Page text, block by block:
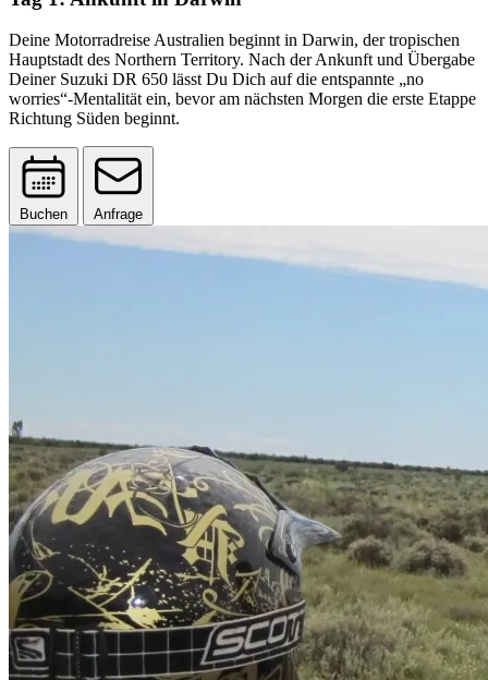
Deine Motorradreise Australien beginnt in Darwin, der tropischen
Hauptstadt des Northern Territory. Nach der Ankunft und Übergabe
Deiner Suzuki DR 650 lässt Du Dich auf die entspannte „no
worries“-Mentalität ein, bevor am nächsten Morgen die erste Etappe
Richtung Süden beginnt.
Buchen Anfrage